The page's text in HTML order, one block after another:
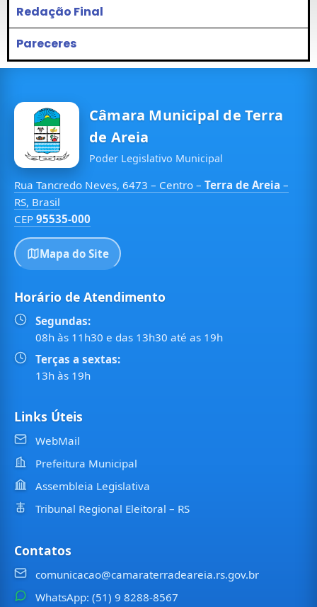
Redação Final
Pareceres
Câmara Municipal de Terra
de Areia
Poder Legislativo Municipal
Rua Tancredo Neves, 6473 – Centro – Terra de Areia –
RS, Brasil
CEP 95535-000
Mapa do Site
Horário de Atendimento
Segundas:
08h às 11h30 e das 13h30 até as 19h
Terças a sextas:
13h às 19h
Links Úteis
WebMail
Prefeitura Municipal
Assembleia Legislativa
Tribunal Regional Eleitoral – RS
Contatos
comunicacao@camaraterradeareia.rs.gov.br
WhatsApp: (51) 9 8288-8567